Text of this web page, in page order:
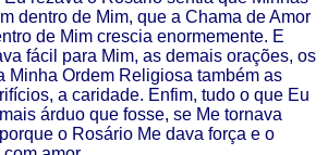
dentro de Mim, que a Chama de Amor
de Mim crescia enormemente. E
fácil para Mim, as demais orações, os
Minha Ordem Religiosa também as
a caridade. Enfim, tudo o que Eu
árduo que fosse, se Me tornava
o Rosário Me dava força e o